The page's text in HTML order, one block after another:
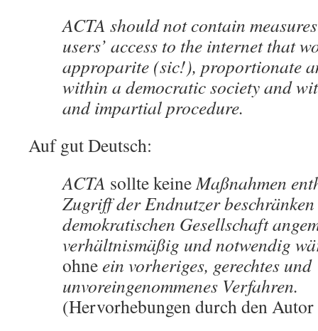
ACTA should not contain
users’ access to the internet that
approparite (sic!), proportionate
within a democratic society and
and impartial procedure.
Auf gut Deutsch:
ACTA sollte keineMaßnahmen
Zugriff der Endnutzer
demokratischen Gesellschaft
verhältnismäßig und notwendig
ohneein vorheriges, gerechtes und
unvoreingenommenes Verfahren.
(Hervorhebungen durch den Autor